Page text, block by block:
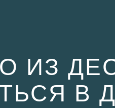
ИЗ
В